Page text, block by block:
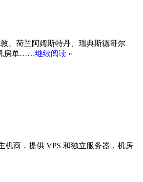
、荷兰阿姆斯特丹、瑞典斯德哥尔
机房单……继续阅读 »
机商，提供 VPS 和独立服务器，机房